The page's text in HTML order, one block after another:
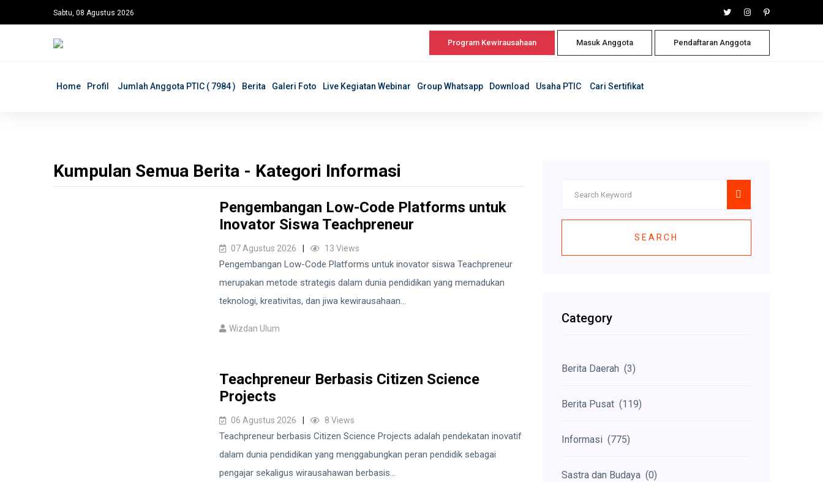
Sabtu, 08 Agustus 2026
Program Kewirausahaan Masuk Anggota Pendaftaran Anggota
Home Profil Jumlah Anggota PTIC ( 7984 ) Berita Galeri Foto Live Kegiatan Webinar Group Whatsapp Download Usaha PTIC Cari Sertifikat
Kumpulan Semua Berita - Kategori Informasi
Pengembangan Low-Code Platforms untuk
Inovator Siswa Teachpreneur
07 Agustus 2026 13 Views
Pengembangan Low-Code Platforms untuk inovator siswa Teachpreneur
merupakan metode strategis dalam dunia pendidikan yang memadukan
teknologi, kreativitas, dan jiwa kewirausahaan...
Wizdan Ulum
Teachpreneur Berbasis Citizen Science
Projects
06 Agustus 2026 8 Views
Teachpreneur berbasis Citizen Science Projects adalah pendekatan inovatif
dalam dunia pendidikan yang menggabungkan peran pendidik sebagai
pengajar sekaligus wirausahawan berbasis...
SEARCH
Category
Berita Daerah (3)
Berita Pusat (119)
Informasi (775)
Sastra dan Budaya (0)